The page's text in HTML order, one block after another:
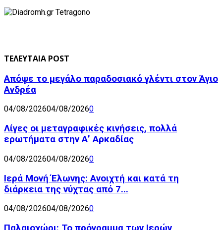
ΤΕΛΕΥΤΑΙΑ POST
Απόψε το μεγάλο παραδοσιακό γλέντι στον Άγιο
Ανδρέα
04/08/202604/08/20260
Λίγες οι μεταγραφικές κινήσεις, πολλά
ερωτήματα στην Α’ Αρκαδίας
04/08/202604/08/20260
Ιερά Μονή Έλωνης: Ανοιχτή και κατά τη
διάρκεια της νύχτας από 7...
04/08/202604/08/20260